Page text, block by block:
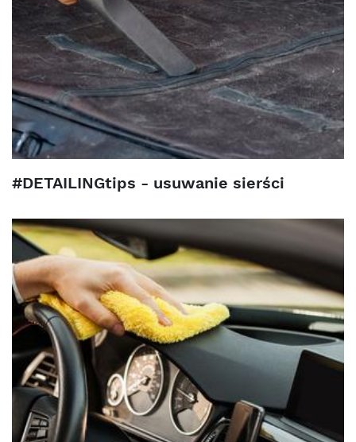
#DETAILINGtips - usuwanie sierści